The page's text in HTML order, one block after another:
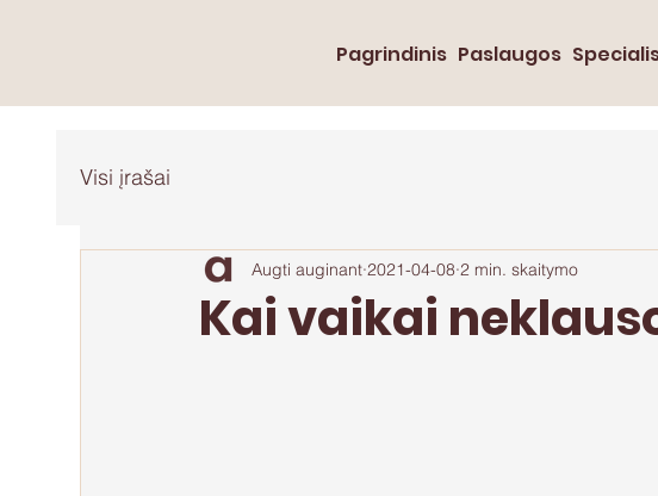
Pagrindinis Paslaugos
Visi įrašai
Kai vaikai
Augti auginant 2021-04-08 2 min. skaitymo